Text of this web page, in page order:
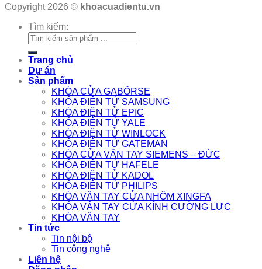
Copyright 2026 © khoacuadientu.vn
Tìm kiếm:
Trang chủ
Dự án
Sản phẩm
KHÓA CỬA GABÖRSE
KHÓA ĐIỆN TỬ SAMSUNG
KHÓA ĐIỆN TỬ EPIC
KHÓA ĐIỆN TỬ YALE
KHÓA ĐIỆN TỬ WINLOCK
KHÓA ĐIỆN TỬ GATEMAN
KHÓA CỬA VÂN TAY SIEMENS – ĐỨC
KHÓA ĐIỆN TỬ HAFELE
KHÓA ĐIỆN TỬ KADOL
KHÓA ĐIỆN TỬ PHILIPS
KHÓA VÂN TAY CỬA NHÔM XINGFA
KHÓA VÂN TAY CỬA KÍNH CƯỜNG LỰC
KHÓA VÂN TAY
Tin tức
Tin nội bộ
Tin công nghệ
Liên hệ